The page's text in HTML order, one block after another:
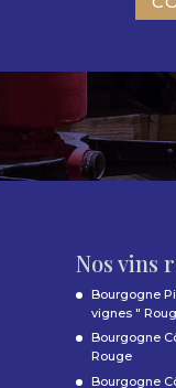
Nos vins
Bourgogne
vignes "
Bourgogne
Rouge
Bourgogne